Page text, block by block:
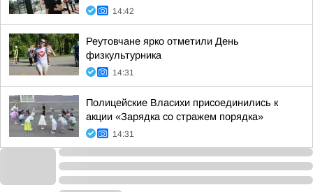
14:42
Реутовчане ярко отметили День
физкультурника
14:31
Полицейские Власихи присоединились к
акции «Зарядка со стражем порядка»
14:31